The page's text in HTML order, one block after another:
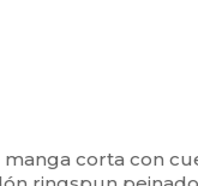
manga corta con